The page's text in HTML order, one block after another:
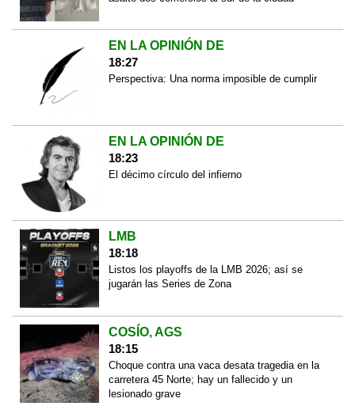
EN LA OPINIÓN DE
18:27
Perspectiva: Una norma imposible de cumplir
EN LA OPINIÓN DE
18:23
El décimo círculo del infierno
LMB
18:18
Listos los playoffs de la LMB 2026; así se
jugarán las Series de Zona
COSÍO, AGS
18:15
Choque contra una vaca desata tragedia en la
carretera 45 Norte; hay un fallecido y un
lesionado grave